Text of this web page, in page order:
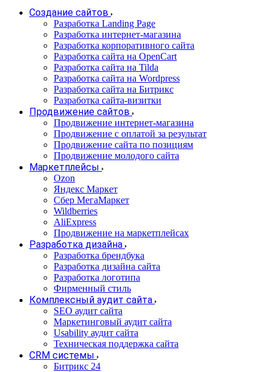
Создание сайтов
Разработка Landing Page
Разработка интернет-магазина
Разработка корпоративного сайта
Разработка сайта на OpenCart
Разработка сайта на Tilda
Разработка сайта на Wordpress
Разработка сайта на Битрикс
Разработка сайта-визитки
Продвижение сайтов
Продвижение интернет-магазина
Продвижение с оплатой за результат
Продвижение сайта по позициям
Продвижение молодого сайта
Маркетплейсы
Ozon
Яндекс Маркет
Сбер МегаМаркет
Wildberries
AliExpress
Продвижение на маркетплейсах
Разработка дизайна
Разработка брендбука
Разработка дизайна сайта
Разработка логотипа
Фирменный стиль
Комплексный аудит сайта
SEO аудит сайта
Маркетинговый аудит сайта
Usability аудит сайта
Техническая поддержка сайта
CRM системы
Битрикс 24